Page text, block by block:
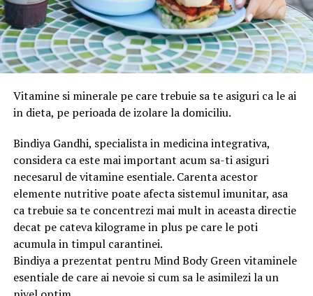
Vitamine si minerale pe care trebuie sa te asiguri ca le ai
in dieta, pe perioada de izolare la domiciliu.
Bindiya Gandhi, specialista in medicina integrativa,
considera ca este mai important acum sa-ti asiguri
necesarul de vitamine esentiale. Carenta acestor
elemente nutritive poate afecta sistemul imunitar, asa
ca trebuie sa te concentrezi mai mult in aceasta directie
decat pe cateva kilograme in plus pe care le poti
acumula in timpul carantinei.
Bindiya a prezentat pentru Mind Body Green vitaminele
esentiale de care ai nevoie si cum sa le asimilezi la un